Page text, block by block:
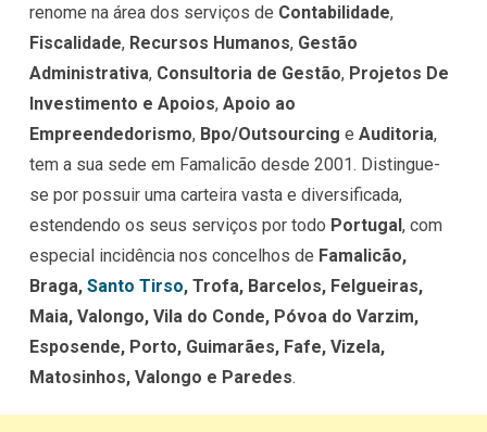
renome na área dos serviços de Contabilidade,
Fiscalidade, Recursos Humanos, Gestão
Administrativa, Consultoria de Gestão, Projetos De
Investimento e Apoios, Apoio ao
Empreendedorismo, Bpo/Outsourcing e Auditoria,
tem a sua sede em Famalicão desde 2001. Distingue-
se por possuir uma carteira vasta e diversificada,
estendendo os seus serviços por todo Portugal, com
especial incidência nos concelhos de Famalicão,
Braga, Santo Tirso, Trofa, Barcelos, Felgueiras,
Maia, Valongo, Vila do Conde, Póvoa do Varzim,
Esposende, Porto, Guimarães, Fafe, Vizela,
Matosinhos, Valongo e Paredes.